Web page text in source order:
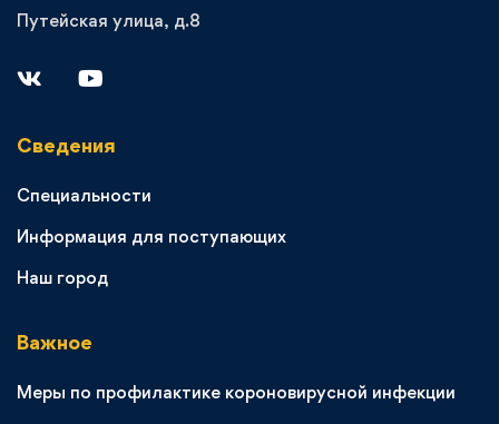
Путейская улица, д.8
Сведения
Специальности
Информация для поступающих
Наш город
Важное
Меры по профилактике короновирусной инфекции